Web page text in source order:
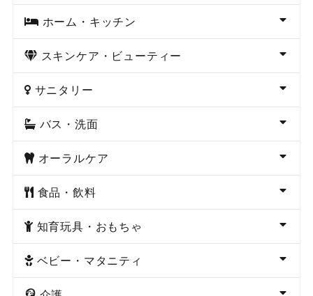
ホーム・キッチン
スキンケア・ビューティー
サニタリー
バス・洗面
オーラルケア
食品・飲料
知育玩具・おもちゃ
ベビー・マタニティ